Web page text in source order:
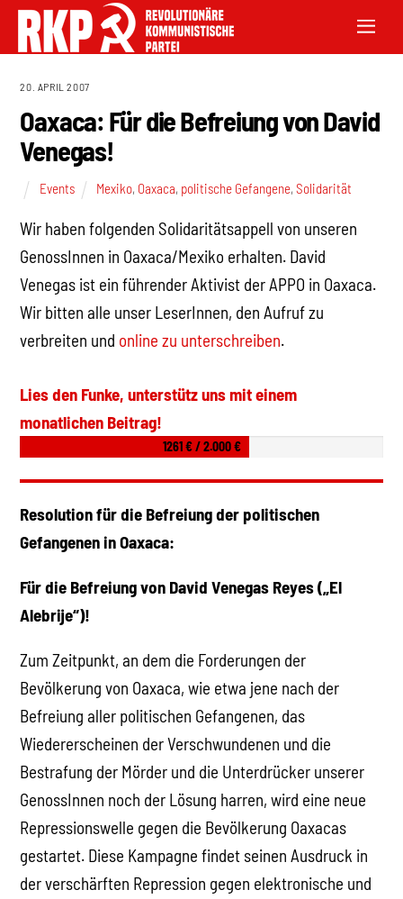
20. APRIL 2007
Oaxaca: Für die Befreiung von David
Venegas!
Events Mexiko, Oaxaca, politische Gefangene,Solidarität
Wir haben folgenden Solidaritätsappell von unseren
GenossInnen in Oaxaca/Mexiko erhalten. David
Venegas ist ein führender Aktivist der APPO in Oaxaca.
Wir bitten alle unser LeserInnen, den Aufruf zu
verbreiten und online zu unterschreiben.
Lies den Funke, unterstütz uns mit einem
monatlichen Beitrag!
1261 € / 2.000 €
Resolution für die Befreiung der politischen
Gefangenen in Oaxaca:
Für die Befreiung von David Venegas Reyes („El
Alebrije“)!
Zum Zeitpunkt, an dem die Forderungen der
Bevölkerung von Oaxaca, wie etwa jene nach der
Befreiung aller politischen Gefangenen, das
Wiedererscheinen der Verschwundenen und die
Bestrafung der Mörder und die Unterdrücker unserer
GenossInnen noch der Lösung harren, wird eine neue
Repressionswelle gegen die Bevölkerung Oaxacas
gestartet. Diese Kampagne findet seinen Ausdruck in
der verschärften Repression gegen elektronische und